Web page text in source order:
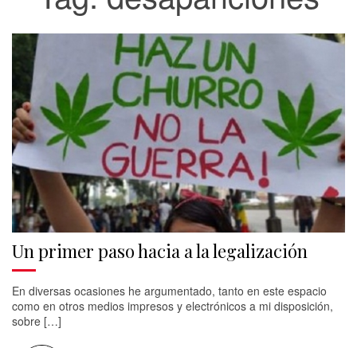
Un primer paso hacia a la legalización
En diversas ocasiones he argumentado, tanto en este espacio
como en otros medios impresos y electrónicos a mi disposición,
sobre […]